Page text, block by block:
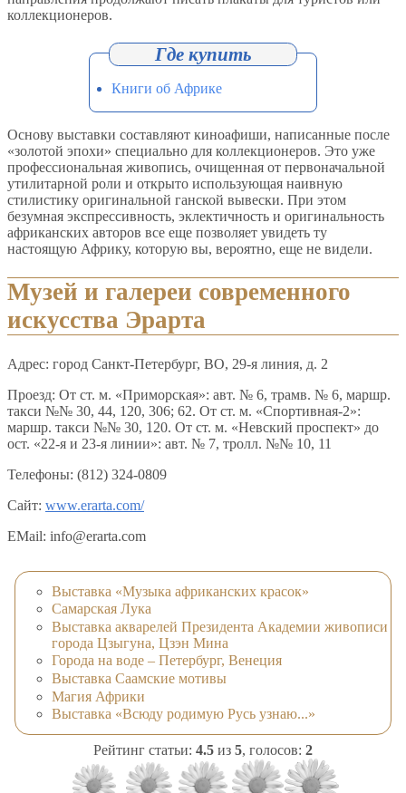
коллекционеров.
Книги об Африке
Основу выставки составляют киноафиши, написанные после
«золотой эпохи» специально для коллекционеров. Это уже
профессиональная живопись, очищенная от первоначальной
утилитарной роли и открыто использующая наивную
стилистику оригинальной ганской вывески. При этом
безумная экспрессивность, эклектичность и оригинальность
африканских авторов все еще позволяет увидеть ту
настоящую Африку, которую вы, вероятно, еще не видели.
Музей и галереи современного
искусства Эрарта
Адрес: город Санкт-Петербург, ВО, 29-я линия, д. 2
Проезд: От ст. м. «Приморская»: авт. № 6, трамв. № 6, маршр.
такси №№ 30, 44, 120, 306; 62. От ст. м. «Спортивная-2»:
маршр. такси №№ 30, 120. От ст. м. «Невский проспект» до
ост. «22-я и 23-я линии»: авт. № 7, тролл. №№ 10, 11
Телефоны: (812) 324-0809
Сайт: www.erarta.com/
EMail: info@erarta.com
Выставка «Музыка африканских красок»
Самарская Лука
Выставка акварелей Президента Академии живописи
города Цзыгуна, Цзэн Мина
Города на воде – Петербург, Венеция
Выставка Саамские мотивы
Магия Африки
Выставка «Всюду родимую Русь узнаю...»
Рейтинг статьи: 4.5 из 5, голосов: 2